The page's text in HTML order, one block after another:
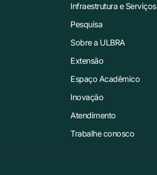
Infraestrutura e Serviços
Pesquisa
Sobre a ULBRA
Extensão
Espaço Acadêmico
Inovação
Atendimento
Trabalhe conosco